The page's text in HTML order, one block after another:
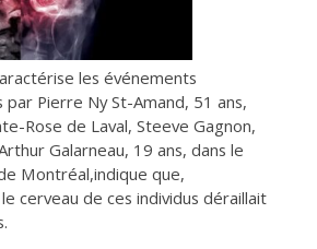
les événements
Pierre Ny St-Amand, 51 ans,
Rose de Laval, Steeve Gagnon,
Galarneau, 19 ans, dans le
Montréal,indique que,
cerveau de ces individus déraillait